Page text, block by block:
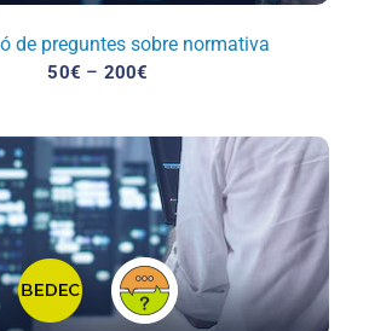
de preguntes sobre normativa
50€ – 200€
preus:
50€
a
200€